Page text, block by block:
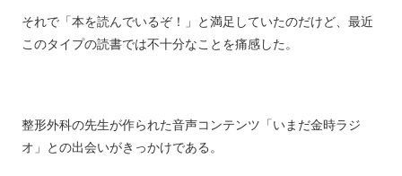
それで「本を読んでいるぞ！」と満足していたのだけど、最近
このタイプの読書では不十分なことを痛感した。
整形外科の先生が作られた音声コンテンツ「いまだ金時ラジ
オ」との出会いがきっかけである。